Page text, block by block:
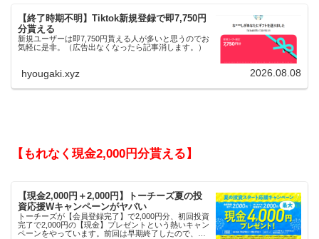
【終了時期不明】Tiktok新規登録で即7,750円
分貰える
新規ユーザーは即7,750円貰える人が多いと思うのでお
気軽に是非。（広告出なくなったら記事消します。）
hyougaki.xyz 2026.08.08
【もれなく現金2,000円分貰える】
【現金2,000円＋2,000円】トーチーズ夏の投
資応援Wキャンペーンがヤバい
トーチーズが【会員登録完了】で2,000円分、初回投資
完了で2,000円の【現金】プレゼントという熱いキャン
ペーンをやっています。前回は早期終了したので、使